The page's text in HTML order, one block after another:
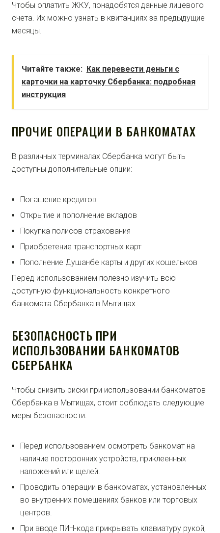
Чтобы оплатить ЖКУ, понадобятся данные лицевого
счета. Их можно узнать в квитанциях за предыдущие
месяцы.
Читайте также: Как перевести деньги с
карточки на карточку Сбербанка: подробная
инструкция
ПРОЧИЕ ОПЕРАЦИИ В БАНКОМАТАХ
В различных терминалах Сбербанка могут быть
доступны дополнительные опции:
Погашение кредитов
Открытие и пополнение вкладов
Покупка полисов страхования
Приобретение транспортных карт
Пополнение Душанбе карты и других кошельков
Перед использованием полезно изучить всю
доступную функциональность конкретного
банкомата Сбербанка в Мытищах.
БЕЗОПАСНОСТЬ ПРИ
ИСПОЛЬЗОВАНИИ БАНКОМАТОВ
СБЕРБАНКА
Чтобы снизить риски при использовании банкоматов
Сбербанка в Мытищах, стоит соблюдать следующие
меры безопасности:
Перед использованием осмотреть банкомат на
наличие посторонних устройств, приклеенных
наложений или щелей.
Проводить операции в банкоматах, установленных
во внутренних помещениях банков или торговых
центров.
При вводе ПИН-кода прикрывать клавиатуру рукой,